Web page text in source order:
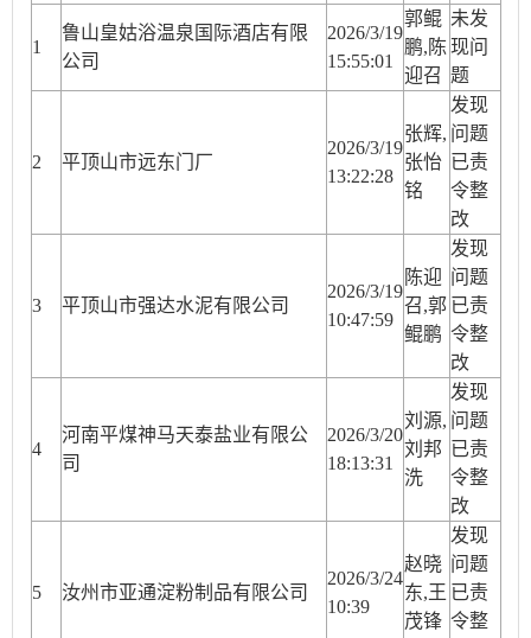
1
鲁山皇姑浴温泉国际酒店有限
公司
2026/3/19
15:55:01
郭鲲
鹏,陈
迎召
未发
现问
题
2 平顶山市远东门厂
2026/3/19
13:22:28
张辉,
张怡
铭
发现
问题
已责
令整
改
3 平顶山市强达水泥有限公司
2026/3/19
10:47:59
陈迎
召,郭
鲲鹏
发现
问题
已责
令整
改
4
河南平煤神马天泰盐业有限公
司
2026/3/20
18:13:31
刘源,
刘邦
洗
发现
问题
已责
令整
改
5 汝州市亚通淀粉制品有限公司
2026/3/24
10:39
赵晓
东,王
茂锋
发现
问题
已责
令整